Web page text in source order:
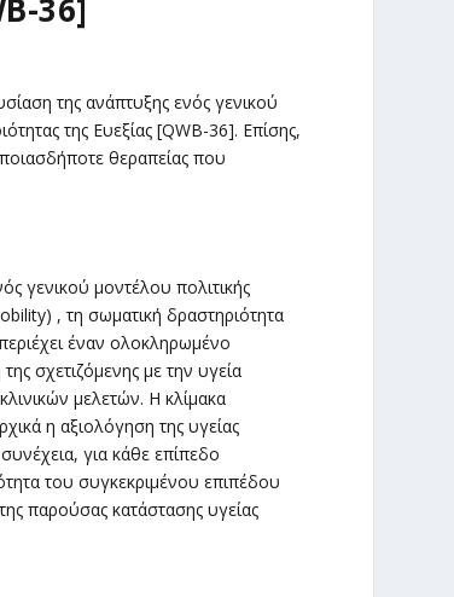
36]
της ανάπτυξης ενός γενικού
της Ευεξίας [QWB-36]. Επίσης,
θεραπείας που
γενικού μοντέλου πολιτικής
, τη σωματική δραστηριότητα
έναν ολοκληρωμένο
σχετιζόμενης με την υγεία
μελετών. Η κλίμακα
η αξιολόγηση της υγείας
για κάθε επίπεδο
του συγκεκριμένου επιπέδου
παρούσας κατάστασης υγείας